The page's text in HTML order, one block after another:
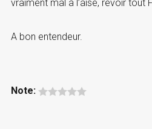
vraiment mal à l’aise, revoir tout
A bon entendeur.
Note: